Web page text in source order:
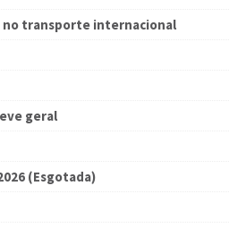
no transporte internacional
geral
(Esgotada)